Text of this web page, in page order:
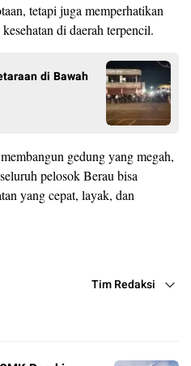
tetapi juga memperhatikan
di daerah terpencil.
di Bawah
gedung yang megah,
pelosok Berau bisa
yang cepat, layak, dan
Tim Redaksi